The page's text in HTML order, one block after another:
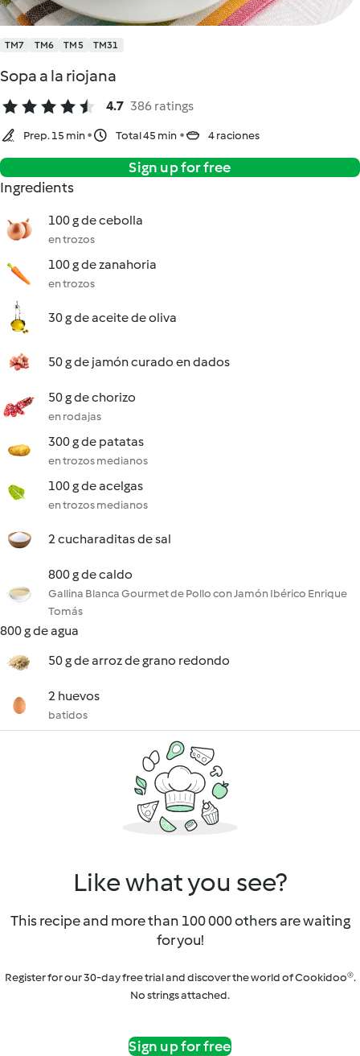
TM7 TM6 TM5 TM31
Sopa a la riojana
4.7 386 ratings
Prep. 15 min Total 45 min 4 raciones
Sign up for free
Ingredients
100 g de cebolla
en trozos
100 g de zanahoria
en trozos
30 g de aceite de oliva
50 g de jamón curado en dados
50 g de chorizo
en rodajas
300 g de patatas
en trozos medianos
100 g de acelgas
en trozos medianos
2 cucharaditas de sal
800 g de caldo
Gallina Blanca Gourmet de Pollo con Jamón Ibérico Enrique
Tomás
800 g de agua
50 g de arroz de grano redondo
2 huevos
batidos
Like what you see?
This recipe and more than 100 000 others are waiting
for you!
Register for our 30-day free trial and discover the world of Cookidoo®.
No strings attached.
Sign up for free